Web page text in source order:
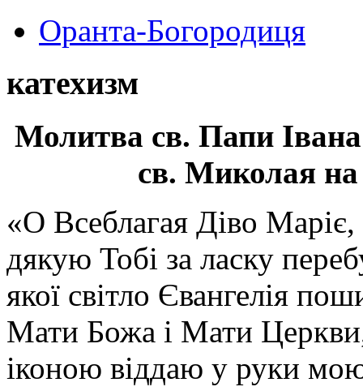
Оранта-Богородиця
катехизм
Молитва св. Папи
св. Миколая на
«О Всеблагая Діво
дякую Тобі за ласку
якої світло Євангелія
Мати Божа і Мати
іконою віддаю у руки